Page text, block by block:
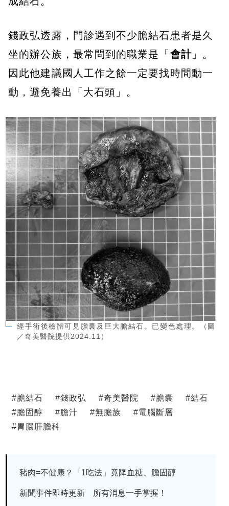
錢政弘透露，門診遇到不少膽結石患者是久
坐的辦公族，最常問到的職業是「 會計」。
因此他建議國人工作之餘一定要找時間動一
動，避免養出「大石頭」。
經手術後檢體可見膽囊及巨大膽結石。已變色處理。（圖
／奇美醫院提供2024.11）
#膽結石 #錢政弘 #奇美醫院 #膽囊 #結石
#膽固醇 #膽汁 #無膽族 #電腦斷層
#胃腸肝膽科
豬肉=不健康？「1吃法」竟降血糖、膽固醇
新聞事件即時更新 所有消息一手掌握！